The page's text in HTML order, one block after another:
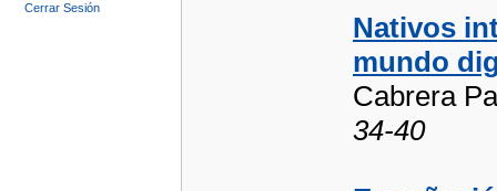
Cerrar Sesión
Nativos
mundo
Cabrera
34-40